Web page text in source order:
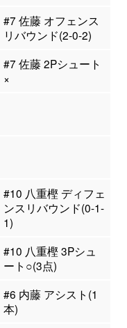
#7 佐藤 オフェンス
リバウンド(2-0-2)
#7 佐藤 2Pシュート
×
#10 八重樫 ディフェ
ンスリバウンド(0-1-
1)
#10 八重樫 3Pシュ
ート○(3点)
#6 内藤 アシスト(1
本)